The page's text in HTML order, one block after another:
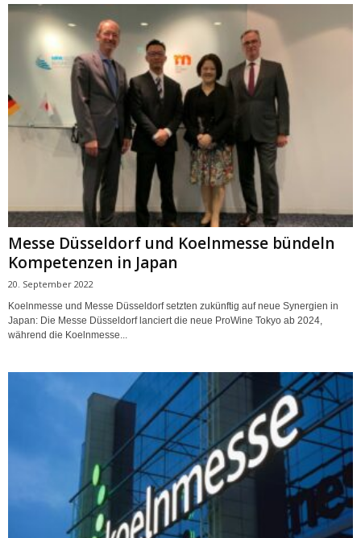
Messe Düsseldorf und Koelnmesse bündeln
Kompetenzen in Japan
20. September 2022
Koelnmesse und Messe Düsseldorf setzten zukünftig auf neue Synergien in
Japan: Die Messe Düsseldorf lanciert die neue ProWine Tokyo ab 2024,
während die Koelnmesse...